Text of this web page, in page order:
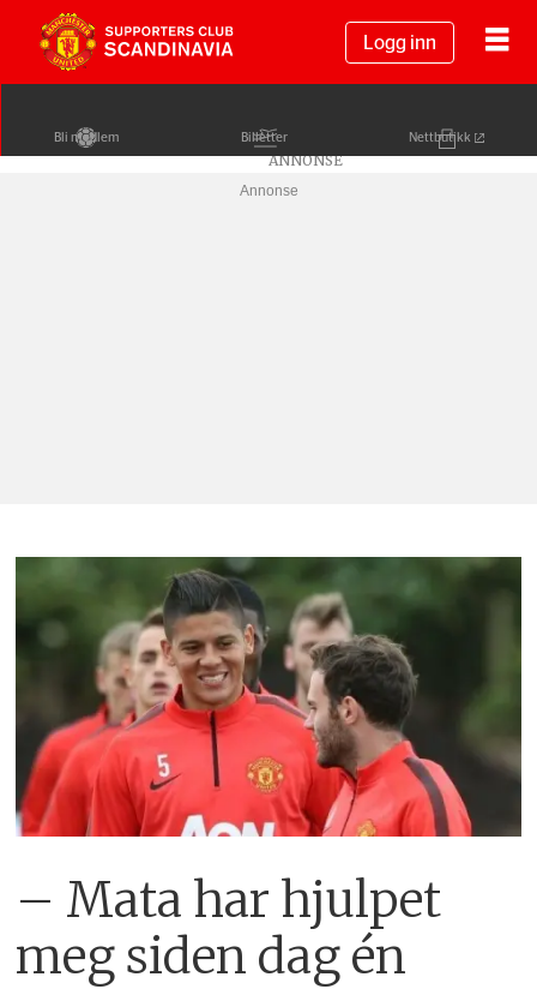
Logg inn
Bli medlem Billetter Nettbutikk
Annonse
– Mata har hjulpet
meg siden dag én